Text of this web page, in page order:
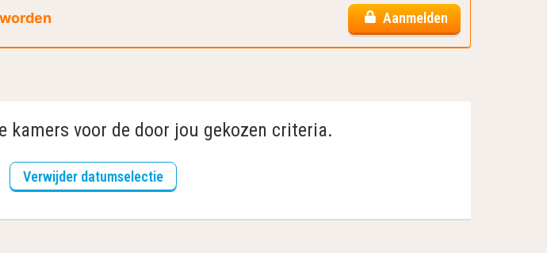
Aanmelden
kamers voor de door jou gekozen criteria.
Verwijder datumselectie